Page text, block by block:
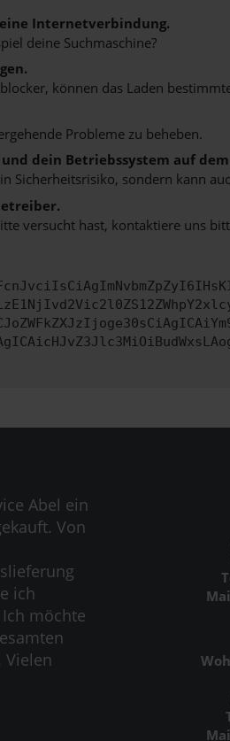
Internetverbindung.
deine Suchmaschine?
können das Laden
Probleme zu beheben.
dein Betriebssystem auf
Sicherheitsrisiko, sondern kann
versucht hast, kontaktiere uns
Abel ein
Von
ich
möchte
Vielen